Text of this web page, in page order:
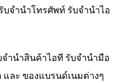
จำนำโทรศัพท์ รับจำนำไอ
ำนำสินค้าไอที รับจำนำมือ
ละ ของแบรนด์เนมต่างๆ